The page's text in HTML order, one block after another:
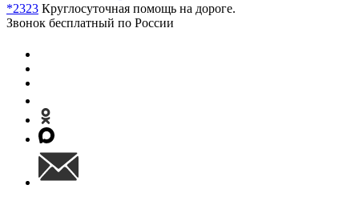
*2323 Круглосуточная помощь на дороге.
Звонок бесплатный по России